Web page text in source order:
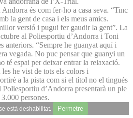
és com fer-ho a casa seva. “Tinc
la gent de casa i els meus amics.
versió i pugui fer gaudir la gent”. La
al Poliesportiu d’Andorra i Toni
anteriors. “Sempre he guanyat aquí i
vegada. No puc pensar que guanyi un
té espai per deixar entrar la relaxació.
les he vist de tots els colors i
a la pista com si el títol no el tingués
d’Andorra presentarà un ple
persones.
està deshabilitat. Permetre